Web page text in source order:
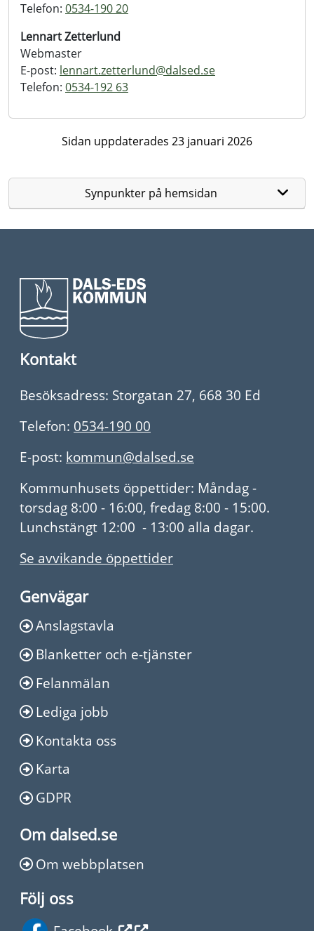
Telefon: 0534-190 20
Lennart Zetterlund
Webmaster
E-post: lennart.zetterlund@dalsed.se
Telefon: 0534-192 63
Sidan uppdaterades 23 januari 2026
Synpunkter på hemsidan
Kontakt
Besöksadress: Storgatan 27, 668 30 Ed
Telefon: 0534-190 00
E-post: kommun@dalsed.se
Kommunhusets öppettider: Måndag -
torsdag 8:00 - 16:00, fredag 8:00 - 15:00.
Lunchstängt 12:00 - 13:00 alla dagar.
Se avvikande öppettider
Genvägar
Anslagstavla
Blanketter och e-tjänster
Felanmälan
Lediga jobb
Kontakta oss
Karta
GDPR
Om dalsed.se
Om webbplatsen
Följ oss